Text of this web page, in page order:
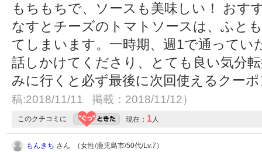
もちもちで、ソースも美味しい！ おす
なすとチーズのトマトソースは、ふと
てしまいます。一時期、週1で通ってい
話しかけてくださり、とても良い気分
みに行くと必ず最後に次回使えるクー
稿:2018/11/11 掲載：2018/11/12）
このクチコミに 現在： 1人
もんきち さん （女性/鹿児島市/50代/Lv.7）